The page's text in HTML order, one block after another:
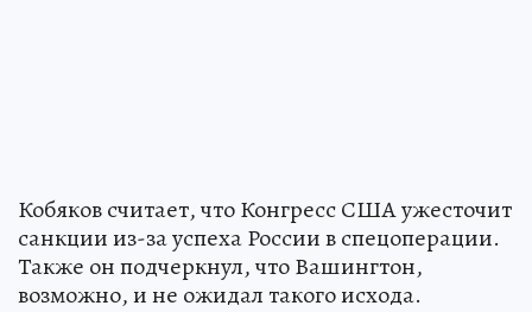
Кобяков считает, что Конгресс США ужесточит
санкции из-за успеха России в спецоперации.
Также он подчеркнул, что Вашингтон,
возможно, и не ожидал такого исхода.